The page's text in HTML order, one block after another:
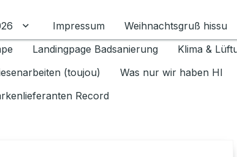
umschalten
Untermenü für Datenschutz 1.6.2026
Impressum Weihnachtsgruß hissu
Landingpage Badsanierung
Klima &
(toujou) Was nur wir haben HI
Record